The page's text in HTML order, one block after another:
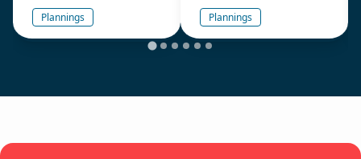
Plannings Plannings